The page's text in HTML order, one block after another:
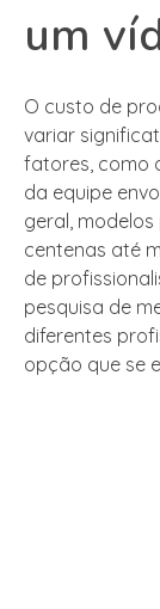
um
O custo de
variar
fatores, como
da equipe
geral,
centenas até
de
pesquisa de
diferentes
opção que se